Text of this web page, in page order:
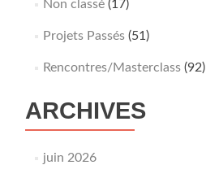
Non classé(17)
Projets Passés(51)
Rencontres/Masterclass(92)
ARCHIVES
juin 2026